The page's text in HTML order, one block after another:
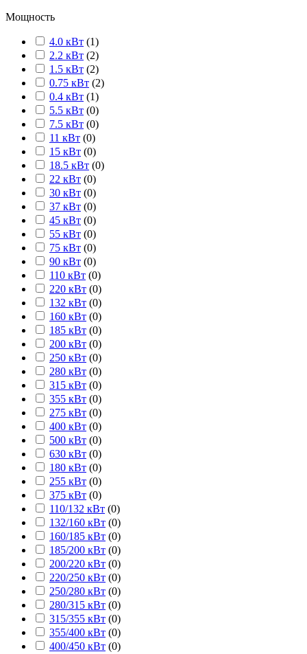
Мощность
4.0 кВт (1)
2.2 кВт (2)
1.5 кВт (2)
0.75 кВт (2)
0.4 кВт (1)
5.5 кВт (0)
7.5 кВт (0)
11 кВт (0)
15 кВт (0)
18.5 кВт (0)
22 кВт (0)
30 кВт (0)
37 кВт (0)
45 кВт (0)
55 кВт (0)
75 кВт (0)
90 кВт (0)
110 кВт (0)
220 кВт (0)
132 кВт (0)
160 кВт (0)
185 кВт (0)
200 кВт (0)
250 кВт (0)
280 кВт (0)
315 кВт (0)
355 кВт (0)
275 кВт (0)
400 кВт (0)
500 кВт (0)
630 кВт (0)
180 кВт (0)
255 кВт (0)
375 кВт (0)
110/132 кВт (0)
132/160 кВт (0)
160/185 кВт (0)
185/200 кВт (0)
200/220 кВт (0)
220/250 кВт (0)
250/280 кВт (0)
280/315 кВт (0)
315/355 кВт (0)
355/400 кВт (0)
400/450 кВт (0)